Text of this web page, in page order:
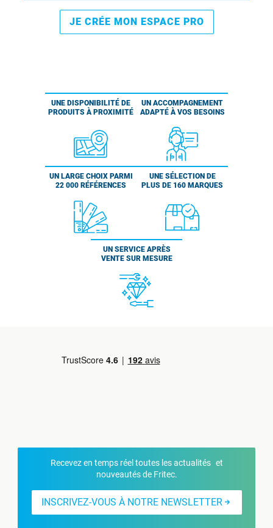
JE CRÉE MON ESPACE PRO
UNE DISPONIBILITÉ DE
PRODUITS À PROXIMITÉ
UN ACCOMPAGNEMENT
ADAPTÉ À VOS BESOINS
UN LARGE CHOIX PARMI
22 000 RÉFÉRENCES
UNE SÉLECTION DE
PLUS DE 160 MARQUES
UN SERVICE APRÈS
VENTE SUR MESURE
Recevez en temps réel toutes les actualités et
nouveautés de Fritec.
INSCRIVEZ-VOUS À NOTRE NEWSLETTER